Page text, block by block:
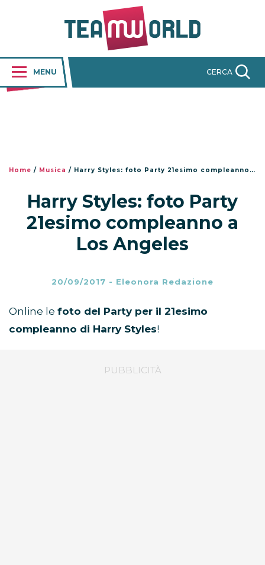
MENU CERCA
Home / Musica / Harry Styles: foto Party 21esimo compleanno a Los Angeles
Harry Styles: foto Party
21esimo compleanno a
Los Angeles
20/09/2017 - Eleonora Redazione
Online le foto del Party per il 21esimo
compleanno di Harry Styles!